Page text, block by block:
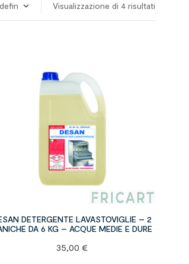
Visualizzazione di 4 risultati
DETERGENTE LAVASTOVIGLIE – 2
DA 6 KG – ACQUE MEDIE E DURE
35,00€